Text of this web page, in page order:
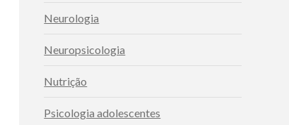
Neurologia
Neuropsicologia
Nutrição
Psicologia adolescentes